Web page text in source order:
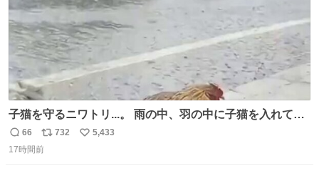
子猫を守るニワトリ...。 雨の中、羽の中に子猫を入れて守
る姿に感動した！！ 愛は種族を超える！
返
信
66
リ
ポ
732
い
5,433
17時間前